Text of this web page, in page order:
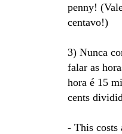
penny!
centavo!)
3) Nunca
falar as
hora é 15
cents
- This costs